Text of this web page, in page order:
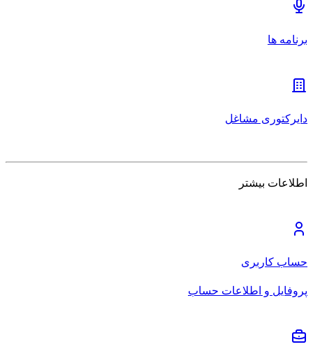
برنامه ها
دایرکتوری مشاغل
اطلاعات بیشتر
حساب کاربری
پروفایل و اطلاعات حساب